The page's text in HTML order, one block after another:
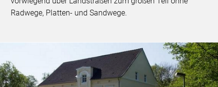
Radwege, Platten- und Sandwege.